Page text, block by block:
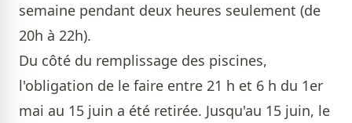
semaine pendant deux heures seulement (de
20h à 22h).
Du côté du remplissage des piscines,
l'obligation de le faire entre 21 h et 6 h du 1er
mai au 15 juin a été retirée. Jusqu'au 15 juin, le